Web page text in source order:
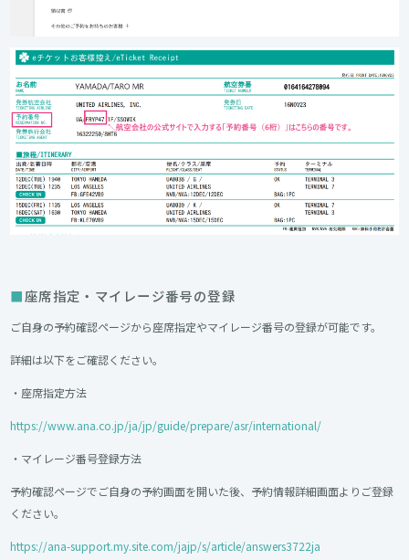
座席指定・マイレージ番号の登録
ご自身の予約確認ページから座席指定やマイレージ番号の登録が可能です。
詳細は以下をご確認ください。
・座席指定方法
https://www.ana.co.jp/ja/jp/guide/prepare/asr/international/
・マイレージ番号登録方法
予約確認ページでご自身の予約画面を開いた後、予約情報詳細画面よりご登録
ください。
https://ana-support.my.site.com/jajp/s/article/answers3722ja